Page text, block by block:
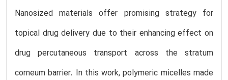
Nanosized materials offer promising strategy for
topical drug delivery due to their enhancing effect on
drug percutaneous transport across the stratum
corneum barrier. In this work, polymeric micelles made